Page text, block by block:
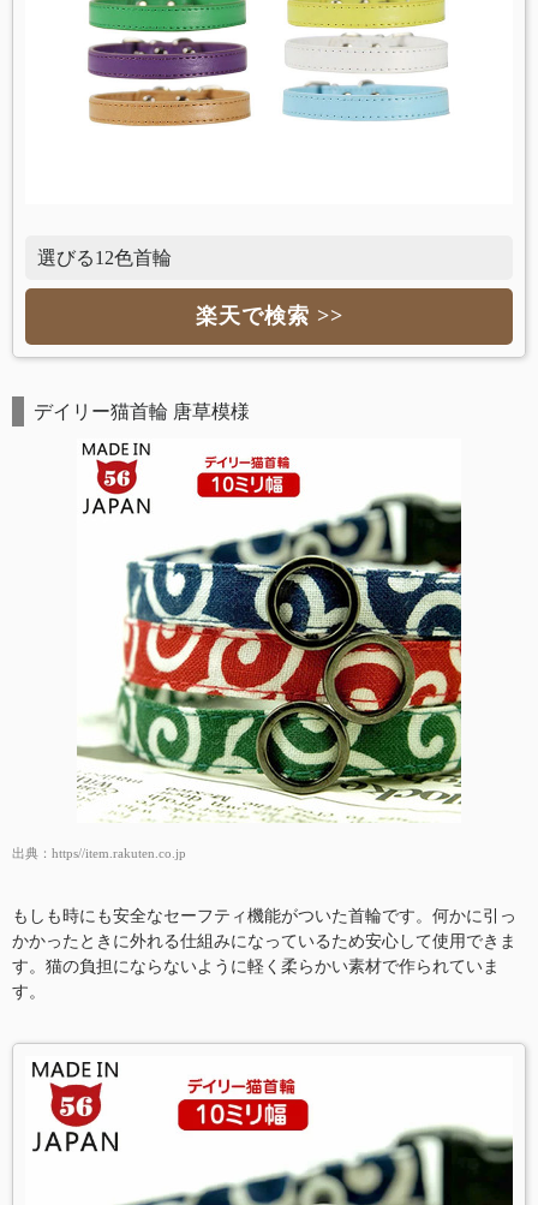
選びる12色首輪
楽天で検索 >>
デイリー猫首輪 唐草模様
出典： https//item.rakuten.co.jp
もしも時にも安全なセーフティ機能がついた首輪です。何かに引っ
かかったときに外れる仕組みになっているため安心して使用できま
す。猫の負担にならないように軽く柔らかい素材で作られていま
す。